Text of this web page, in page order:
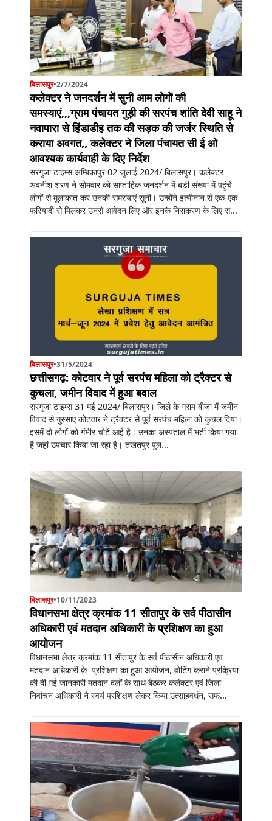
बिलासपुर•2/7/2024
कलेक्टर ने जनदर्शन में सुनी आम लोगों की
समस्याएं,,,ग्राम पंचायत गुड़ी की सरपंच शांति देवी साहू ने
नवापारा से हिंडाडीह तक की सड़क की जर्जर स्थिति से
कराया अवगत,, कलेक्टर ने जिला पंचायत सी ई ओ
आवश्यक कार्यवाही के दिए निर्देश
सरगुजा टाइम्स अम्बिकापुर 02 जुलाई 2024/ बिलासपुर। कलेक्टर
अवनीश शरण ने सोमवार को साप्ताहिक जनदर्शन में बड़ी संख्या में पहुंचे
लोगों से मुलाकात कर उनकी समस्याएं सुनी। उन्होंने इत्मीनान से एक-एक
फरियादी से मिलकर उनसे आवेदन लिए और इनके निराकरण के लिए स...
बिलासपुर•31/5/2024
छत्तीसगढ़: कोटवार ने पूर्व सरपंच महिला को ट्रैक्टर से
कुचला, जमीन विवाद में हुआ बवाल
सरगुजा टाइम्स 31 मई 2024/ बिलासपुर। जिले के ग्राम बीजा में जमीन
विवाद से गुस्साए कोटवार ने ट्रैक्टर से पूर्व सरपंच महिला को कुचल दिया।
इसमें दो लोगों को गंभीर चोटें आई है। उनका अस्पताल में भर्ती किया गया
है जहां उपचार किया जा रहा है। तखतपुर पुल...
बिलासपुर•10/11/2023
विधानसभा क्षेत्र क्रमांक 11 सीतापुर के सर्व पीठासीन
अधिकारी एवं मतदान अधिकारी के प्रशिक्षण का हुआ
आयोजन
विधानसभा क्षेत्र क्रमांक 11 सीतापुर के सर्व पीठासीन अधिकारी एवं
मतदान अधिकारी के प्रशिक्षण का हुआ आयोजन, वोटिंग कराने प्रक्रिया
की दी गई जानकारी मतदान दलों के साथ बैठकर कलेक्टर एवं जिला
निर्वाचन अधिकारी ने स्वयं प्रशिक्षण लेकर किया उत्साहवर्धन, सफ...